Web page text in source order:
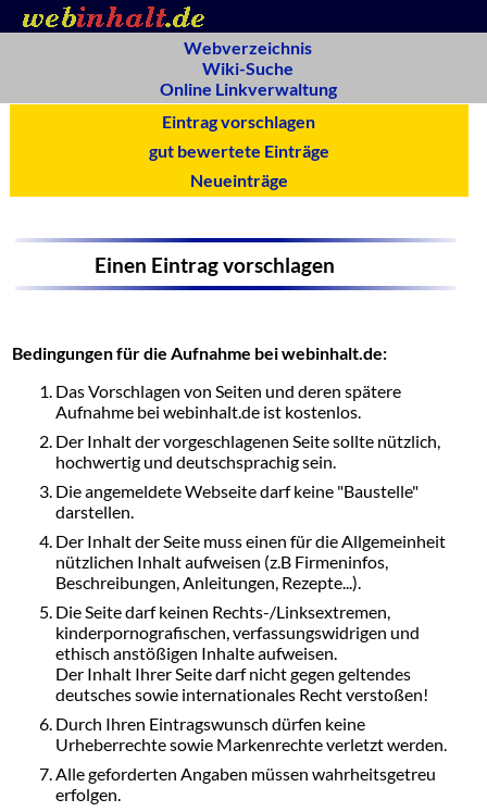
Webverzeichnis
Wiki-Suche
Online Linkverwaltung
Eintrag vorschlagen
gut bewertete Einträge
Neueinträge
Einen Eintrag vorschlagen
Bedingungen für die Aufnahme bei webinhalt.de:
Das Vorschlagen von Seiten und deren spätere
Aufnahme bei webinhalt.de ist kostenlos.
Der Inhalt der vorgeschlagenen Seite sollte nützlich,
hochwertig und deutschsprachig sein.
Die angemeldete Webseite darf keine "Baustelle"
darstellen.
Der Inhalt der Seite muss einen für die Allgemeinheit
nützlichen Inhalt aufweisen (z.B Firmeninfos,
Beschreibungen, Anleitungen, Rezepte...).
Die Seite darf keinen Rechts-/Linksextremen,
kinderpornografischen, verfassungswidrigen und
ethisch anstößigen Inhalte aufweisen.
Der Inhalt Ihrer Seite darf nicht gegen geltendes
deutsches sowie internationales Recht verstoßen!
Durch Ihren Eintragswunsch dürfen keine
Urheberrechte sowie Markenrechte verletzt werden.
Alle geforderten Angaben müssen wahrheitsgetreu
erfolgen.